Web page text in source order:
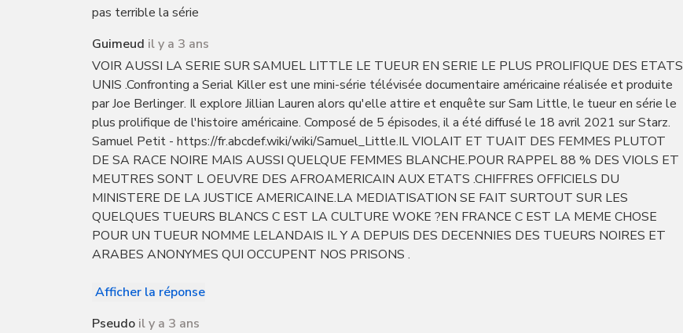
pas terrible la série
Guimeud il y a 3 ans
VOIR AUSSI LA SERIE SUR SAMUEL LITTLE LE TUEUR EN SERIE LE PLUS PROLIFIQUE DES ETATS
UNIS .Confronting a Serial Killer est une mini-série télévisée documentaire américaine réalisée et produite
par Joe Berlinger. Il explore Jillian Lauren alors qu'elle attire et enquête sur Sam Little, le tueur en série le
plus prolifique de l'histoire américaine. Composé de 5 épisodes, il a été diffusé le 18 avril 2021 sur Starz.
Samuel Petit - https://fr.abcdef.wiki/wiki/Samuel_Little.IL VIOLAIT ET TUAIT DES FEMMES PLUTOT
DE SA RACE NOIRE MAIS AUSSI QUELQUE FEMMES BLANCHE.POUR RAPPEL 88 % DES VIOLS ET
MEUTRES SONT L OEUVRE DES AFROAMERICAIN AUX ETATS .CHIFFRES OFFICIELS DU
MINISTERE DE LA JUSTICE AMERICAINE.LA MEDIATISATION SE FAIT SURTOUT SUR LES
QUELQUES TUEURS BLANCS C EST LA CULTURE WOKE ?EN FRANCE C EST LA MEME CHOSE
POUR UN TUEUR NOMME LELANDAIS IL Y A DEPUIS DES DECENNIES DES TUEURS NOIRES ET
ARABES ANONYMES QUI OCCUPENT NOS PRISONS .
Afficher la réponse
Pseudo il y a 3 ans